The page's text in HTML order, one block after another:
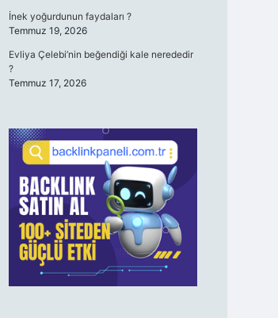
İnek yoğurdunun faydaları ?
Temmuz 19, 2026
Evliya Çelebi’nin beğendiği kale nerededir
?
Temmuz 17, 2026